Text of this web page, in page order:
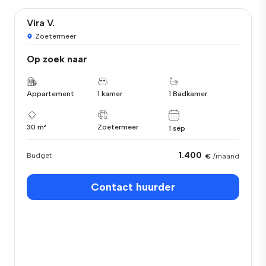
Vira V.
Zoetermeer
Op zoek naar
Appartement 1 kamer 1 Badkamer
30 m² Zoetermeer 1 sep
Budget 1.400 € /maand
Contact huurder